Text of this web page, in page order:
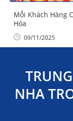
Mỗi Khách Hàng
Hóa
09/11/2025
NHA